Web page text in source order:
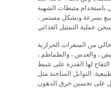
باستخدام مثبطات الشهية
بسرعة وبشكل مستمر ،
من السعرات الحرارية
، والعدس ، والطماطم ،
لها القدرة على تثبيط
التوابل الساخنة مثل